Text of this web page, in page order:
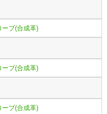
ーブ(合成革)
ーブ(合成革)
ーブ(合成革)